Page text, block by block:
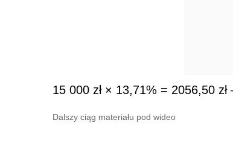
15 000 zł × 13,71% = 2056,50 zł
Dalszy ciąg materiału pod wideo